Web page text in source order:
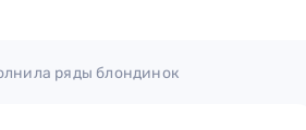
ряды блондинок